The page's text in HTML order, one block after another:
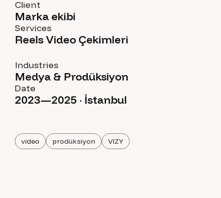
Client
Marka ekibi
Services
Reels Video Çekimleri
Industries
Medya & Prodüksiyon
Date
2023—2025 · İstanbul
video prodüksiyon VIZY